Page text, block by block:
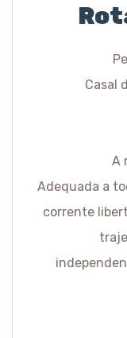
Casal
A
Adequada a
corrente